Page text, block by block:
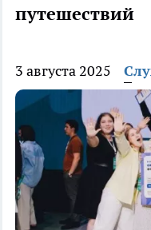
путешествий
3 августа 2025